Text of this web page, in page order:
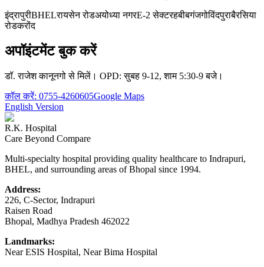
इंद्रापुरीBHELरायसेन रोडअयोध्या नगरE-2 सेक्टरहबीबगंजगोविंदपुराबैरसिया
रोडकरोंद
अपॉइंटमेंट बुक करें
डॉ. राजेश कानूनगो से मिलें। OPD: सुबह 9-12, शाम 5:30-9 बजे।
कॉल करें: 0755-4260605Google Maps
English Version
R.K. Hospital
Care Beyond Compare
Multi-specialty hospital providing quality healthcare to Indrapuri,
BHEL, and surrounding areas of Bhopal since 1994.
Address:
226, C-Sector, Indrapuri
Raisen Road
Bhopal, Madhya Pradesh 462022
Landmarks:
Near ESIS Hospital, Near Bima Hospital